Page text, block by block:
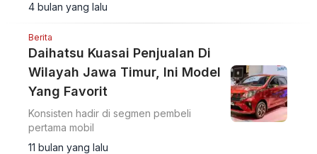
4 bulan yang lalu
Berita
Daihatsu Kuasai Penjualan Di
Wilayah Jawa Timur, Ini Model
Yang Favorit
Konsisten hadir di segmen pembeli
pertama mobil
11 bulan yang lalu